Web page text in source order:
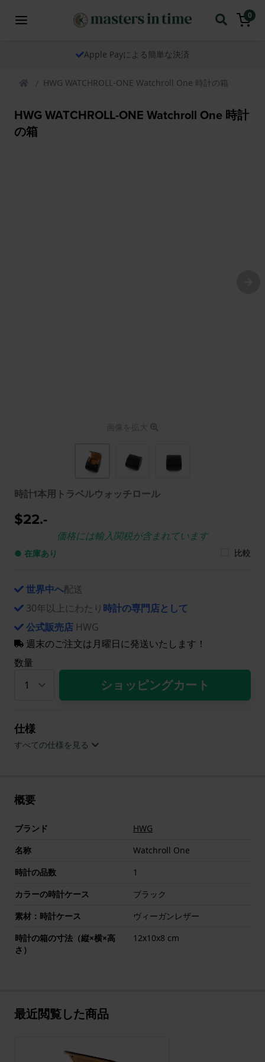
0
Apple Payによる簡単な決済
HWG WATCHROLL-ONE Watchroll One 時計の箱
HWG WATCHROLL-ONE Watchroll One 時計
の箱
画像を拡大
時計1本用トラベルウォッチロール
$22.-
価格には輸入関税が含まれています
● 在庫あり 比較
世界中へ配送
30年以上にわたり 時計の専門店として
公式販売店 HWG
週末のご注文は月曜日に発送いたします！
数量
ショッピングカート
仕様
すべての仕様を見る
概要
ブランド
HWG
名称
Watchroll One
時計の品数
1
カラーの時計ケース
ブラック
素材：時計ケース
ヴィーガンレザー
時計の箱の寸法（縦×横×高
さ）
12x10x8 cm
最近閲覧した商品